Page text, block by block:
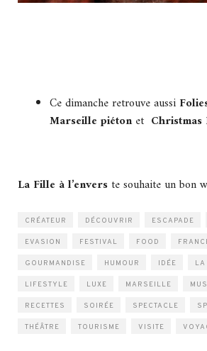
Ce dimanche retrouve aussi
Marseille piétonet
La Fille à l’envers te souhaite un bon
CRÉATEUR DÉCOUVRIR ESCAPADE
EVASION FESTIVAL FOOD
GOURMANDISE HUMOUR IDÉE
LIFESTYLE LUXE MARSEILLE
RECETTES SOIRÉE SPECTACLE
THÉÂTRE TOURISME VISITE